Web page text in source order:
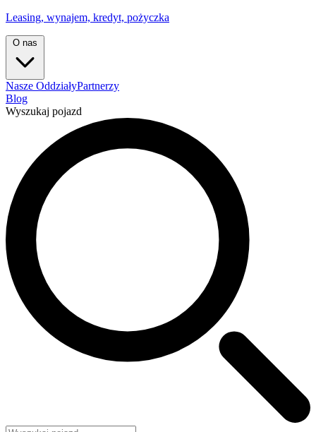
Leasing, wynajem, kredyt, pożyczka
O nas
Nasze OddziałyPartnerzy
Blog
Wyszukaj pojazd